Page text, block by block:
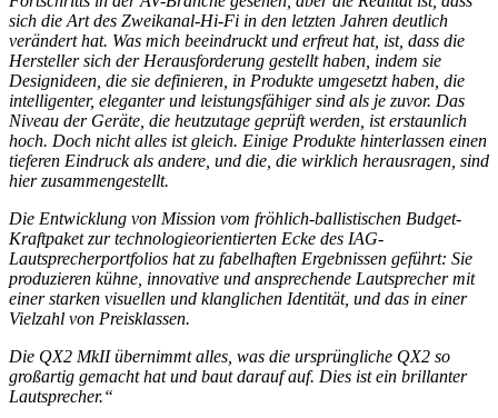
sich die Art des Zweikanal-Hi-Fi in den letzten Jahren deutlich
verändert hat. Was mich beeindruckt und erfreut hat, ist, dass die
Hersteller sich der Herausforderung gestellt haben, indem sie
Designideen, die sie definieren, in Produkte umgesetzt haben, die
intelligenter, eleganter und leistungsfähiger sind als je zuvor. Das
Niveau der Geräte, die heutzutage geprüft werden, ist erstaunlich
hoch. Doch nicht alles ist gleich. Einige Produkte hinterlassen einen
tieferen Eindruck als andere, und die, die wirklich herausragen, sind
hier zusammengestellt.
Die Entwicklung von Mission vom fröhlich-ballistischen Budget-
Kraftpaket zur technologieorientierten Ecke des IAG-
Lautsprecherportfolios hat zu fabelhaften Ergebnissen geführt: Sie
produzieren kühne, innovative und ansprechende Lautsprecher mit
einer starken visuellen und klanglichen Identität, und das in einer
Vielzahl von Preisklassen.
Die QX2 MkII übernimmt alles, was die ursprüngliche QX2 so
großartig gemacht hat und baut darauf auf. Dies ist ein brillanter
Lautsprecher.“